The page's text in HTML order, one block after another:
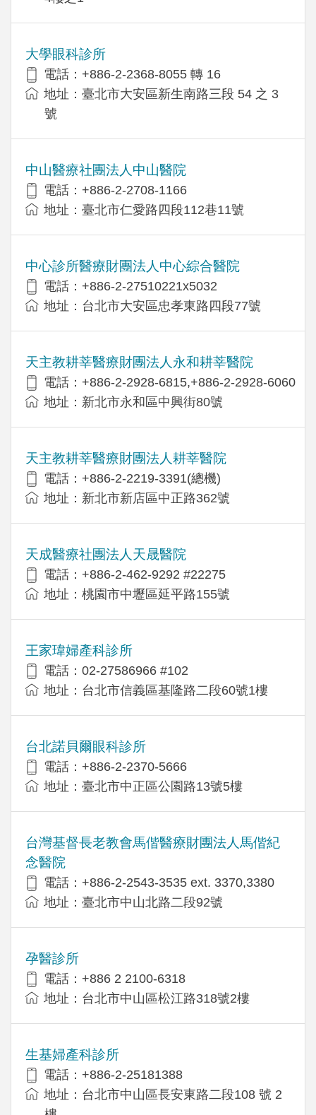
大學眼科診所
電話：+886-2-2368-8055 轉 16
地址：臺北市大安區新生南路三段 54 之 3
號
中山醫療社團法人中山醫院
電話：+886-2-2708-1166
地址：臺北市仁愛路四段112巷11號
中心診所醫療財團法人中心綜合醫院
電話：+886-2-27510221x5032
地址：台北市大安區忠孝東路四段77號
天主教耕莘醫療財團法人永和耕莘醫院
電話：+886-2-2928-6815,+886-2-2928-6060
地址：新北市永和區中興街80號
天主教耕莘醫療財團法人耕莘醫院
電話：+886-2-2219-3391(總機)
地址：新北市新店區中正路362號
天成醫療社團法人天晟醫院
電話：+886-2-462-9292 #22275
地址：桃園市中壢區延平路155號
王家瑋婦產科診所
電話：02-27586966 #102
地址：台北市信義區基隆路二段60號1樓
台北諾貝爾眼科診所
電話：+886-2-2370-5666
地址：臺北市中正區公園路13號5樓
台灣基督長老教會馬偕醫療財團法人馬偕紀
念醫院
電話：+886-2-2543-3535 ext. 3370,3380
地址：臺北市中山北路二段92號
孕醫診所
電話：+886 2 2100-6318
地址：台北市中山區松江路318號2樓
生基婦產科診所
電話：+886-2-25181388
地址：台北市中山區長安東路二段108 號 2